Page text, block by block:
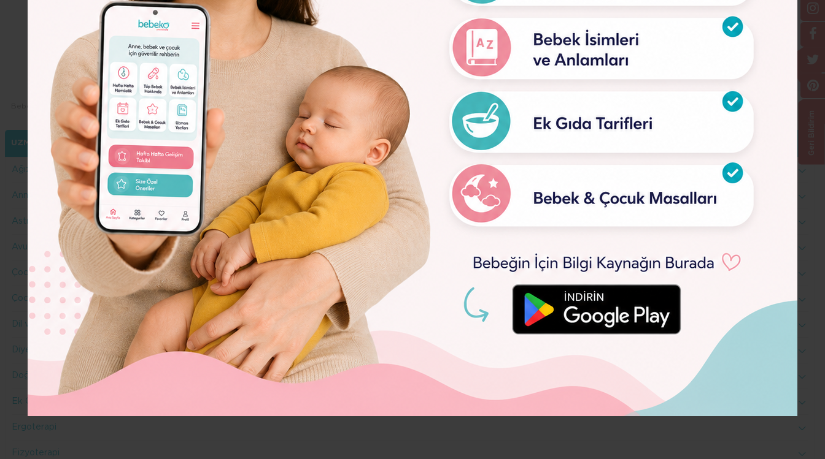
Yazarlarımız Merve İşbilir
UZMANLARIMIZ
Ağız ve Diş Sağlığı
Anne Yazar
Astroloji
Avukat
Çocuk Gelişimi
Çocuk Sağlığı ve Hastalıkları Uzmanı
Dil ve Konuşma Terapisi
Diyetisyen
Doğuma Hazırlık Eğitmeni & Doula
Ek Gıda
Ergoterapi
Fizyoterapi